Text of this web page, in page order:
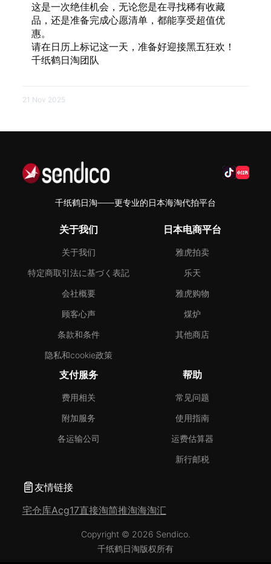
这是一次绝佳机会，无论您是在寻找稀有收藏
品，还是准备完成心愿清单，都能享受超值优
惠。
请在日历上标记这一天，准备好迎接黑五狂欢！
千纸鹤日淘团队
21 Nov 2025
千纸鹤日淘——更专业的日本海淘代拍平台
关于我们
关于我们
特定商取引法に基づく表記
会社概要
顾客心声
条款和条件
隐私和cookie政策
日本电商平台
雅虎拍卖
乐天
雅虎购物
煤炉
其他商店
支付服务
费用相关
附加服务
各运输公司
帮助
常见问题
使用指南
运费估算器
新行邮税
友情链接
宅仓库Acg17直接淘简推淘海淘汇
Copyright © 2026 Sendico.
千纸鹤日淘版权所有